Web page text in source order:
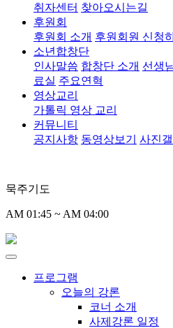
취자센터 찾아오시는길
후원회
후원회 소개 후원회원 신청
소년합창단
인사말씀 합창단 소개 선생
료실 주요연혁
영상교리
가톨릭 영상 교리
커뮤니티
공지사항 동영상보기 사진
묵주기도
AM 01:45 ~ AM 04:00
프로그램
오늘의 강론
코너 소개
사제강론 일정